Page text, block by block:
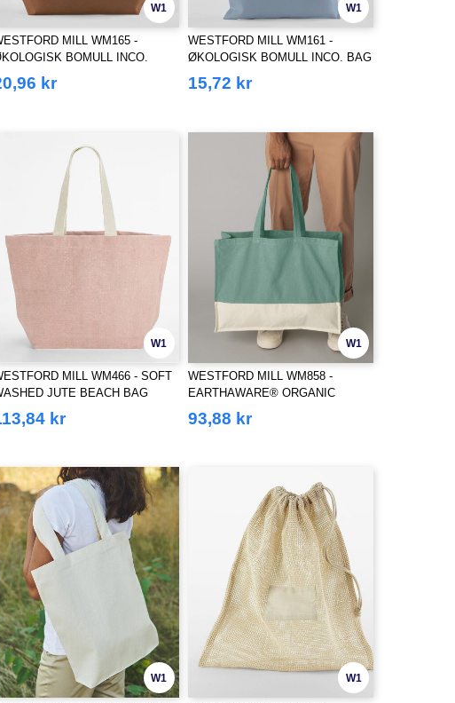
W1
MILL WM165 -
BOMULL INCO.
BAG FOR LIFE
kr
W1
WESTFORD MILL WM161 -
ØKOLOGISK BOMULL INCO. BAG
FOR LIFE
15,72 kr
W1
MILL WM466 - SOFT
JUTE BEACH BAG
kr
W1
WESTFORD MILL WM858 -
EARTHAWARE® ORGANIC
CONTRAST SHOPPER
93,88 kr
W1 W1